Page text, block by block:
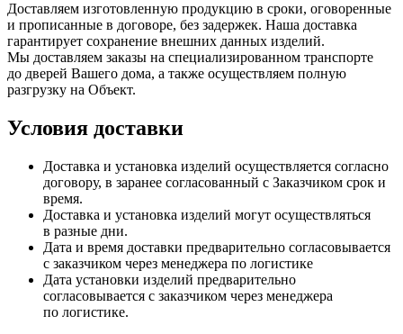
Доставляем изготовленную продукцию в сроки, оговоренные
и прописанные в договоре, без задержек. Наша доставка
гарантирует сохранение внешних данных изделий.
Мы доставляем заказы на специализированном транспорте
до дверей Вашего дома, а также осуществляем полную
разгрузку на Объект.
Условия доставки
Доставка и установка изделий осуществляется согласно
договору, в заранее согласованный с Заказчиком срок и
время.
Доставка и установка изделий могут осуществляться
в разные дни.
Дата и время доставки предварительно согласовывается
с заказчиком через менеджера по логистике
Дата установки изделий предварительно
согласовывается с заказчиком через менеджера
по логистике.